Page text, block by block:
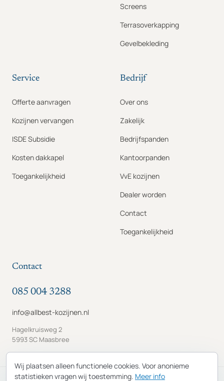
Screens
Terrasoverkapping
Gevelbekleding
Service
Offerte aanvragen
Kozijnen vervangen
ISDE Subsidie
Kosten dakkapel
Toegankelijkheid
Bedrijf
Over ons
Zakelijk
Bedrijfspanden
Kantoorpanden
VvE kozijnen
Dealer worden
Contact
Toegankelijkheid
Contact
085 004 3288
info@allbest-kozijnen.nl
Hagelkruisweg 2
5993 SC Maasbree
Wij plaatsen alleen functionele cookies. Voor anonieme
statistieken vragen wij toestemming. Meer info